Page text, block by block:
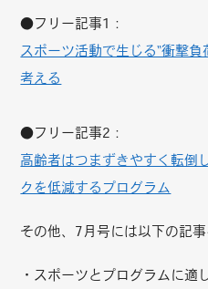
●フリー記事1：
スポーツ活動で生じる“衝撃
考える
●フリー記事2：
高齢者はつまずきやすく転倒
クを低減するプログラム
その他、7月号には以下の記事
・スポーツとプログラムに適